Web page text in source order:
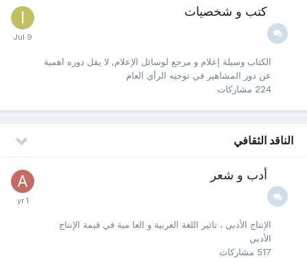
كتب و شخصيات
الكتاب وسيلة إعلام و مرجع لوسائل الإعلام, لا يقل دوره اهمية
عن دور المشاهير في توجيه الرأي العام
224
مشاركات
الناقد الثقافي
أدب و شعر
الإنتاج الأدبي ، تاثير اللغة العربية و العا مية في قيمة الإنتاج
الأدبي
517
مشاركات